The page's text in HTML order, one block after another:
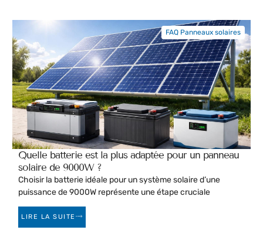
Quelle batterie est la plus adaptée pour un panneau
solaire de 9000W ?
Choisir la batterie idéale pour un système solaire d’une
puissance de 9000W représente une étape cruciale
LIRE LA SUITE
FAQ Panneaux solaires